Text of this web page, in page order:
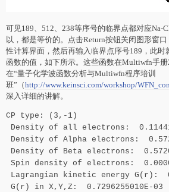
可见189、512、238等序号的临界点都对应Na-
以，都是等价的。点击Return按钮关闭图形窗
性计算界面，然后再输入临界点序号189，此
函数的值，如下所示。这些函数在Multiwfn手册
在“量子化学波函数分析与Multiwfn程序培训
班”（http://www.keinsci.com/workshop/
深入详细的讲解。
CP type: (3,-1)
Density of all electrons:
Density of Alpha electrons:
Density of Beta electrons:
Spin density of electrons:
Lagrangian kinetic energy G(r):
G(r) in X,Y,Z: 0.7296255010E-03